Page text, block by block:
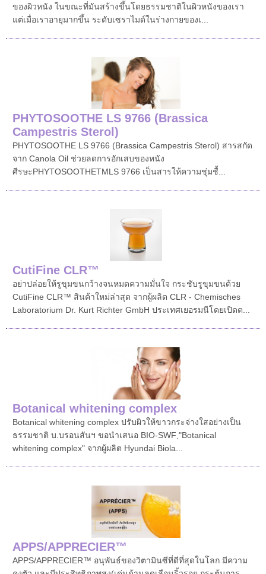
ของผิวหนัง ในขณะที่มันสร้างขึ้นโดยธรรมชาติในผิวหนังของเรา
แต่เมื่อเราอายุมากขึ้น ระดับเซราไมด์ในร่างกายของเ...
PHYTOSOOTHE LS 9766 (Brassica
Campestris Sterol)
PHYTOSOOTHE LS 9766 (Brassica Campestris Sterol) สารสกัด
จาก Canola Oil ช่วยลดการอักเสบของหนัง
ศีรษะPHYTOSOOTHETMLS 9766 เป็นสารให้ความชุ่มชื้...
CutiFine CLR™
อย่าปล่อยให้รูขุมขนกว้างจนหมดความมั่นใจ กระชับรูขุมขนด้วย
CutiFine CLR™ สินค้าใหม่ล่าสุด จากผู้ผลิต CLR - Chemisches
Laboratorium Dr. Kurt Richter GmbH ประเทศเยอรมนีโดยเปิดต...
Botanical whitening complex
Botanical whitening complex ปรับผิวให้ขาวกระจ่างใสอย่างเป็น
ธรรมชาติ บ.บรอนสันฯ ขอนำเสนอ BIO-SWF ฺ"Botanical
whitening complex" จากผู้ผลิต Hyundai Biola...
APPS/APPRECIER™
APPS/APPRECIER™ อนุพันธ์ของวิตามินซีที่ดีที่สุดในโลก มีความ